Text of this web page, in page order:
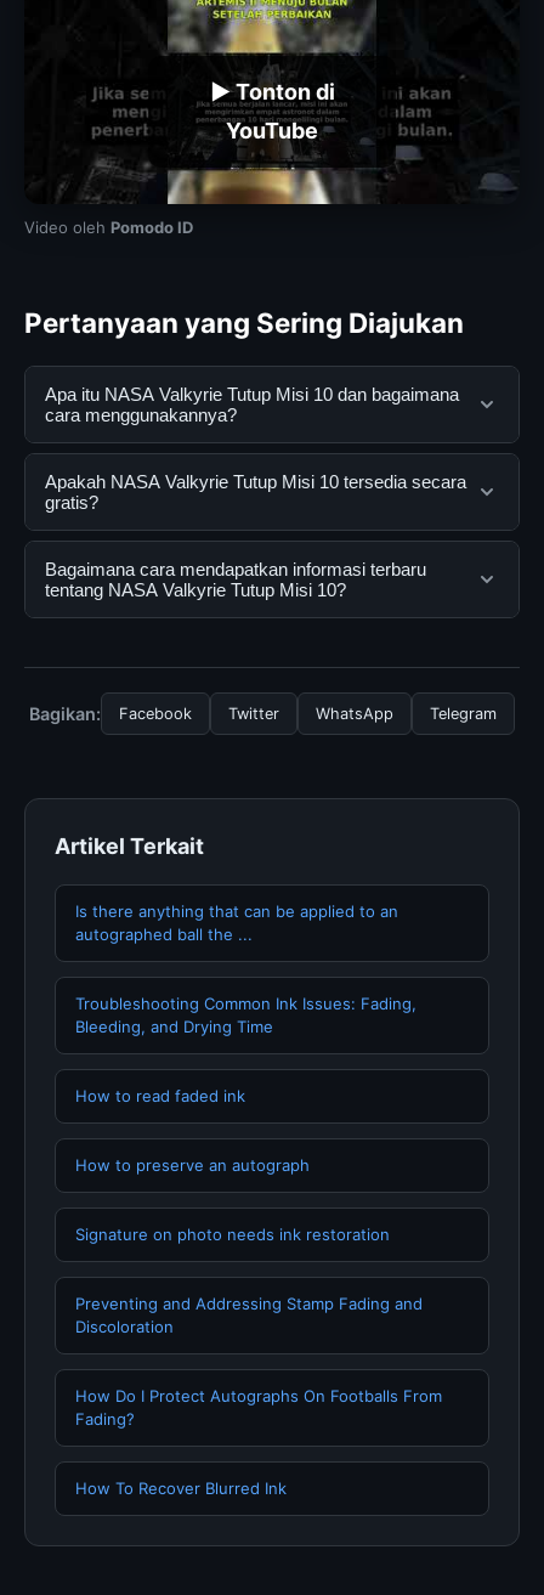
▶ Tonton di
YouTube
Video oleh Pomodo ID
Pertanyaan yang Sering Diajukan
Apa itu NASA Valkyrie Tutup Misi 10 dan bagaimana
cara menggunakannya?
NASA Valkyrie Tutup Misi 10 adalah layanan digital yang
dirancang untuk membantu pengguna mendapatkan
informasi lengkap dan terpercaya. Anda dapat
menggunakannya dengan mengunjungi situs resmi dan
mengikuti panduan yang tersedia.
Apakah NASA Valkyrie Tutup Misi 10 tersedia secara
gratis?
Ya, NASA Valkyrie Tutup Misi 10 dapat diakses secara
gratis oleh semua pengguna. Tidak ada biaya
tersembunyi atau langganan yang diperlukan untuk
Bagaimana cara mendapatkan informasi terbaru
tentang NASA Valkyrie Tutup Misi 10?
resmi kami secara berkala. Kami selalu memperbarui
konten dengan informasi terkini dan terpercaya.
Bagikan: Facebook Twitter WhatsApp Telegram
Artikel Terkait
Is there anything that can be applied to an
autographed ball the ...
Troubleshooting Common Ink Issues: Fading,
Bleeding, and Drying Time
How to read faded ink
How to preserve an autograph
Signature on photo needs ink restoration
Preventing and Addressing Stamp Fading and
Discoloration
How Do I Protect Autographs On Footballs From
Fading?
How To Recover Blurred Ink